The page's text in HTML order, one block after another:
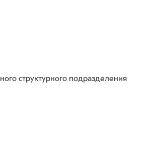
структурного подразделения